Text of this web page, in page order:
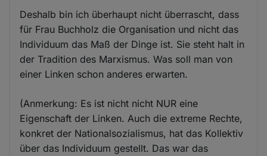
Deshalb bin ich überhaupt nicht überrascht, dass
für Frau Buchholz die Organisation und nicht das
Individuum das Maß der Dinge ist. Sie steht halt in
der Tradition des Marxismus. Was soll man von
einer Linken schon anderes erwarten.
(Anmerkung: Es ist nicht nicht NUR eine
Eigenschaft der Linken. Auch die extreme Rechte,
konkret der Nationalsozialismus, hat das Kollektiv
über das Individuum gestellt. Das war das